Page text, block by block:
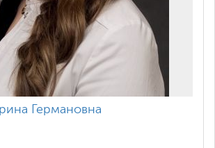
Германовна